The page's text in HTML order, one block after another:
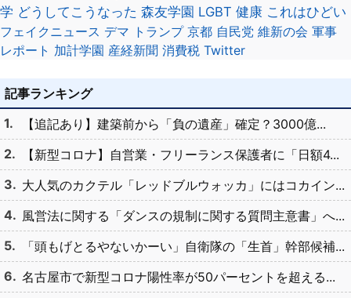
学 どうしてこうなった 森友学園 LGBT 健康 これはひどい
フェイクニュース デマ トランプ 京都 自民党 維新の会 軍事
レポート 加計学園 産経新聞 消費税 Twitter
記事ランキング
【追記あり】建築前から「負の遺産」確定？3000億...
【新型コロナ】自営業・フリーランス保護者に「日額4...
大人気のカクテル「レッドブルウォッカ」にはコカイン...
風営法に関する「ダンスの規制に関する質問主意書」へ...
「頭もげとるやないかーい」自衛隊の「生首」幹部候補...
名古屋市で新型コロナ陽性率が50パーセントを超える...